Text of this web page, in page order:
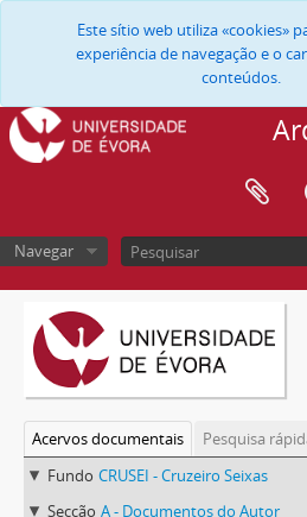
Este sítio web utiliza «cookies»
experiência de navegação e o
conteúdos.
Navegar
Acervos documentais
Pesquisa
Fundo CRUSEI - Cruzeiro Seixas
Secção A - Documentos do Autor